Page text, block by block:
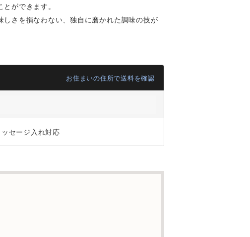
ができます。
さを損なわない、独自に磨かれた調味の技が
お住まいの住所で送料を確認
ッセージ入れ対応